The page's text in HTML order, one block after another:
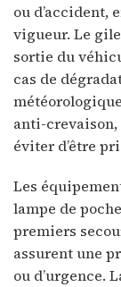
ou d’accident,
vigueur. Le
sortie du
cas de
anti-
éviter d’être
Les
lampe de
premiers
assurent une
ou d’urgence.